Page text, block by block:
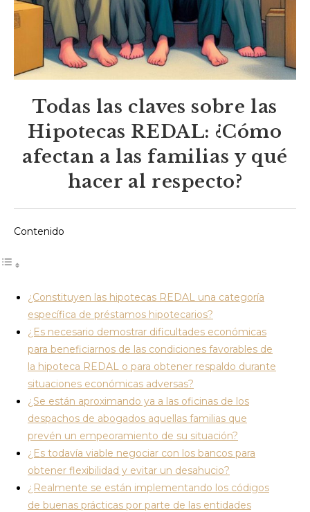
Todas las claves sobre las
Hipotecas REDAL: ¿Cómo
afectan a las familias y qué
hacer al respecto?
Contenido
¿Constituyen las hipotecas REDAL una categoría
específica de préstamos hipotecarios?
¿Es necesario demostrar dificultades económicas
para beneficiarnos de las condiciones favorables de
la hipoteca REDAL o para obtener respaldo durante
situaciones económicas adversas?
¿Se están aproximando ya a las oficinas de los
despachos de abogados aquellas familias que
prevén un empeoramiento de su situación?
¿Es todavía viable negociar con los bancos para
obtener flexibilidad y evitar un desahucio?
¿Realmente se están implementando los códigos
de buenas prácticas por parte de las entidades